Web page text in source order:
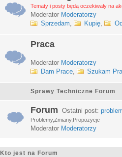
Tematy i posty będą oczekiwały na
Moderator Moderatorzy
Sprzedam, Kupię,
Praca
Moderator Moderatorzy
Dam Prace, Szukam
Sprawy Techniczne Forum
Forum Ostatni post:
Problemy,Zmiany,Propozycje
Moderator Moderatorzy
Kto jest na Forum